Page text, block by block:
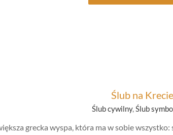
Ślub na Krecie
Ślub cywilny,Ślub
grecka wyspa, która ma w sobie